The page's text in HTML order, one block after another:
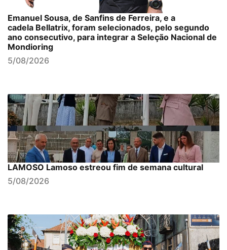
Emanuel Sousa, de Sanfins de Ferreira, e a
cadela Bellatrix, foram selecionados, pelo segundo
ano consecutivo, para integrar a Seleção Nacional de
Mondioring
5/08/2026
LAMOSO Lamoso estreou fim de semana cultural
5/08/2026